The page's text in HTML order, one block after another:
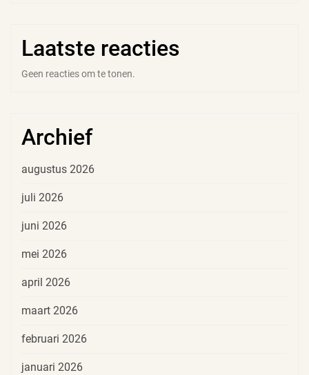
Laatste reacties
Geen reacties om te tonen.
Archief
augustus 2026
juli 2026
juni 2026
mei 2026
april 2026
maart 2026
februari 2026
januari 2026